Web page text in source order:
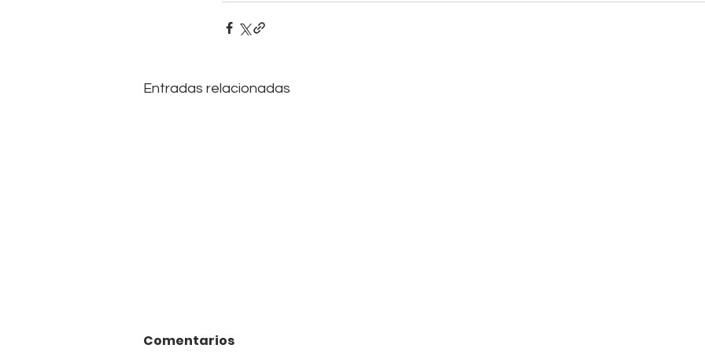
Entradas relacionadas
Comentarios